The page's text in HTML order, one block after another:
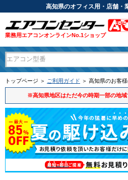
高知県のオフィス用・店舗・
業務用エアコンオンラインNo.1ショップ
トップページ ＞ ご利用ガイド ＞ 高知県のお客
※高知県地区はただ今の時期一部の地域